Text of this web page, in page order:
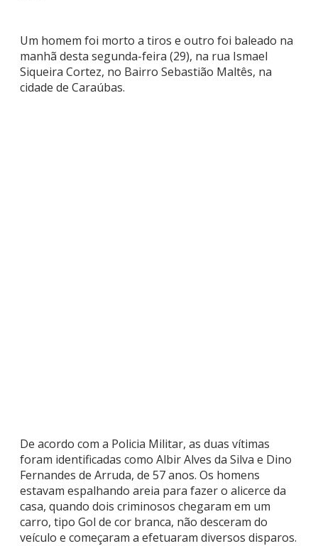
Um homem foi morto a tiros e outro foi baleado na
manhã desta segunda-feira (29), na rua Ismael
Siqueira Cortez, no Bairro Sebastião Maltês, na
cidade de Caraúbas.
De acordo com a Policia Militar, as duas vítimas
foram identificadas como Albir Alves da Silva e Dino
Fernandes de Arruda, de 57 anos. Os homens
estavam espalhando areia para fazer o alicerce da
casa, quando dois criminosos chegaram em um
carro, tipo Gol de cor branca, não desceram do
veículo e começaram a efetuaram diversos disparos.